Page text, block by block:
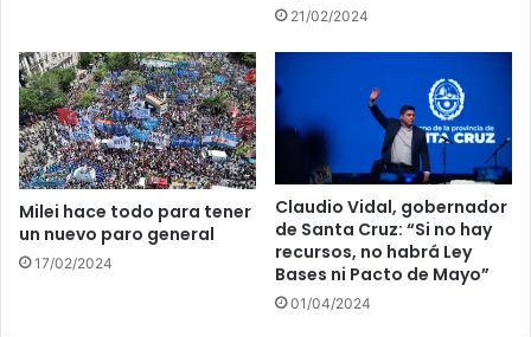
21/02/2024
Milei hace todo para tener
un nuevo paro general
17/02/2024
Claudio Vidal, gobernador
de Santa Cruz: “Si no hay
recursos, no habrá Ley
Bases ni Pacto de Mayo”
01/04/2024